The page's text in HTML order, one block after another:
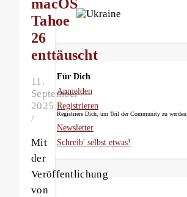
macOS
Tahoe
26
enttäuscht
11.
September
2025
/
Mit
der
Veröffentlichung
von
Für Dich
Anmelden
Registrieren
Registriere Dich, um Teil der Community zu werden.
Newsletter
Schreib' selbst etwas!